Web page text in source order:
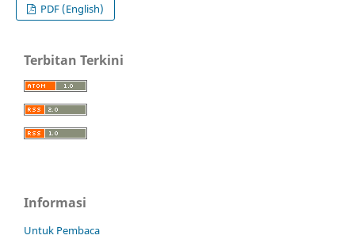
PDF (English)
Terbitan Terkini
Informasi
Untuk Pembaca